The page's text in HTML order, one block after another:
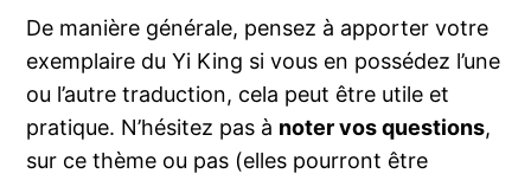
De manière générale, pensez à apporter votre
exemplaire du Yi King si vous en possédez l’une
ou l’autre traduction, cela peut être utile et
pratique. N’hésitez pas à noter vos questions,
sur ce thème ou pas (elles pourront être